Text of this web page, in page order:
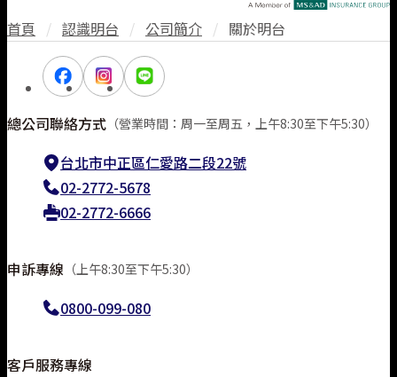
首頁 / 認識明台 / 公司簡介 / 關於明台
總公司聯絡方式 （營業時間：周一至周五，上午8:30至下午5:30）
台北市中正區仁愛路二段22號
02-2772-5678
02-2772-6666
申訴專線 （上午8:30至下午5:30）
0800-099-080
客戶服務專線